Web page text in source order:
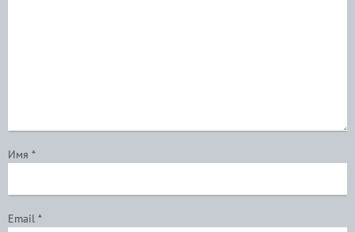
Имя *
Email *